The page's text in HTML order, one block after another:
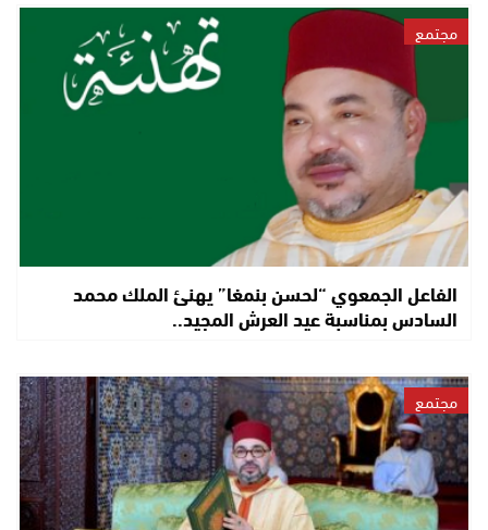
مجتمع
الفاعل الجمعوي “لحسن بنمغا” يهنئ الملك محمد
السادس بمناسبة عيد العرش المجيد..
مجتمع